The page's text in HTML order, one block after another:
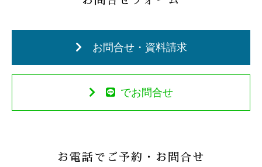
お問合せ・資料請求
でお問合せ
お電話でご予約・お問合せ